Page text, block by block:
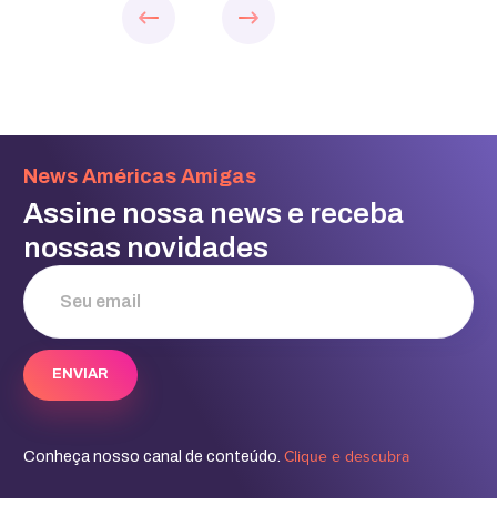
News Américas Amigas
Assine nossa news e receba
nossas novidades
Conheça nosso canal de conteúdo. Clique e descubra